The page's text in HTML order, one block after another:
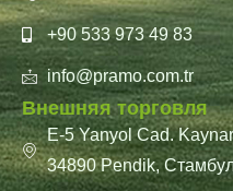
+90 533 973 49 83
info@pramo.com.tr
Внешняя торговля
E-5 Yanyol Cad.
34890 Pendik,